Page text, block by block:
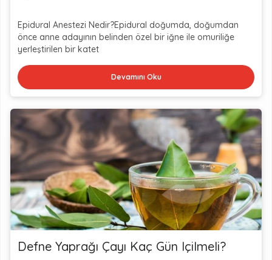
Epidural Anestezi Nedir?Epidural doğumda, doğumdan
önce anne adayının belinden özel bir iğne ile omuriliğe
yerleştirilen bir katet
Devamını Oku
Defne Yaprağı Çayı Kaç Gün Içilmeli?